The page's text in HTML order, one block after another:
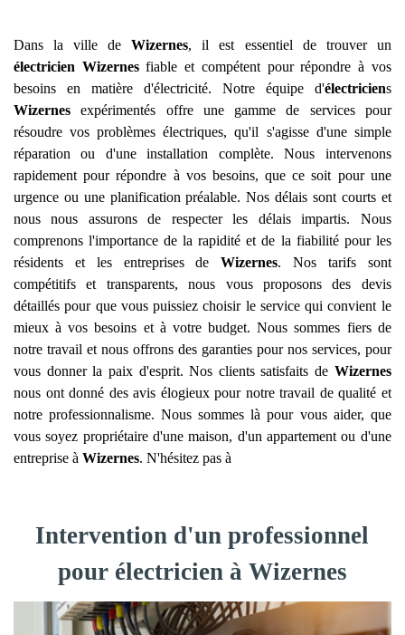
Dans la ville deWizernes, il est essentiel de trouver un
électricien Wizernesfiable et compétent pour répondre à vos
besoins en matière d'électricité. Notre équipe d'électriciens
Wizernes expérimentés offre une gamme de services pour
résoudre vos problèmes électriques, qu'il s'agisse d'une simple
réparation ou d'une installation complète. Nous intervenons
rapidement pour répondre à vos besoins, que ce soit pour une
urgence ou une planification préalable. Nos délais sont courts et
nous nous assurons de respecter les délais impartis. Nous
comprenons l'importance de la rapidité et de la fiabilité pour les
résidents et les entreprises deWizernes. Nos tarifs sont
compétitifs et transparents, nous vous proposons des devis
détaillés pour que vous puissiez choisir le service qui convient le
mieux à vos besoins et à votre budget. Nous sommes fiers de
notre travail et nous offrons des garanties pour nos services, pour
vous donner la paix d'esprit. Nos clients satisfaits de Wizernes
nous ont donné des avis élogieux pour notre travail de qualité et
notre professionnalisme. Nous sommes là pour vous aider, que
vous soyez propriétaire d'une maison, d'un appartement ou d'une
entreprise à Wizernes. N'hésitez pas à
Intervention d'un professionnel
pour électricien à Wizernes